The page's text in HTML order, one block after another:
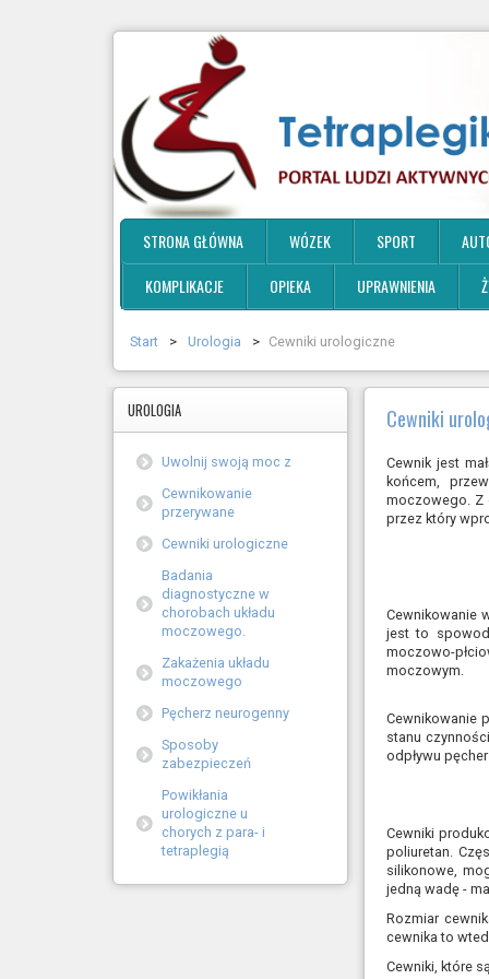
STRONA GŁÓWNA WÓZEK SPORT
KOMPLIKACJE
OPIEKA UPRAWNIENIA
Start > Urologia > Cewniki urologiczne
Cewniki
Cewnik jest
końcem,
moczowego. Z
przez który
Cewnikowanie
jest to
moczowo-
moczowym.
Cewnikowanie
stanu
odpływu
Cewniki
poliuretan.
silikonowe,
jedną wadę -
Rozmiar
cewnika to
Cewniki, które
UROLOGIA
Uwolnij swoją moc z
Cewnikowanie
przerywane
Cewniki urologiczne
Badania
diagnostyczne w
chorobach układu
moczowego.
Zakażenia układu
moczowego
Pęcherz neurogenny
Sposoby
zabezpieczeń
Powikłania
urologiczne u
chorych z para- i
tetraplegią